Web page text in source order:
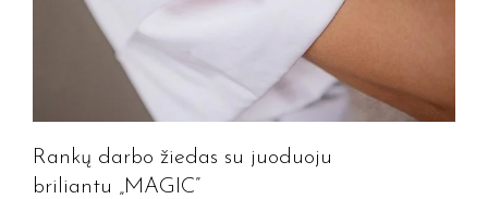
Rankų darbo žiedas su juoduoju
briliantu „MAGIC”